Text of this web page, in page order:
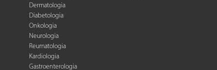
Dermatologia
Diabetologia
Onkologia
Neurologia
Reumatologia
Kardiologia
Gastroenterologia